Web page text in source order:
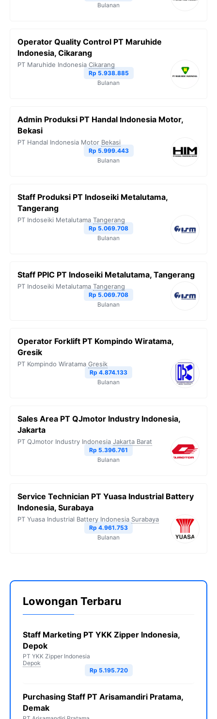
Bulanan
Operator Quality Control PT Maruhide
Indonesia, Cikarang
PT Maruhide Indonesia Cikarang
Rp 5.938.885
Bulanan
Admin Produksi PT Handal Indonesia Motor,
Bekasi
PT Handal Indonesia Motor Bekasi
Rp 5.999.443
Bulanan
Staff Produksi PT Indoseiki Metalutama,
Tangerang
PT Indoseiki Metalutama Tangerang
Rp 5.069.708
Bulanan
Staff PPIC PT Indoseiki Metalutama, Tangerang
PT Indoseiki Metalutama Tangerang
Rp 5.069.708
Bulanan
Operator Forklift PT Kompindo Wiratama,
Gresik
PT Kompindo Wiratama Gresik
Rp 4.874.133
Bulanan
Sales Area PT QJmotor Industry Indonesia,
Jakarta
PT QJmotor Industry Indonesia Jakarta Barat
Rp 5.396.761
Bulanan
Service Technician PT Yuasa Industrial Battery
Indonesia, Surabaya
PT Yuasa Industrial Battery Indonesia Surabaya
Rp 4.961.753
Bulanan
Lowongan Terbaru
Staff Marketing PT YKK Zipper Indonesia,
Depok
PT YKK Zipper Indonesia
Depok
Rp 5.195.720
Purchasing Staff PT Arisamandiri Pratama,
Demak